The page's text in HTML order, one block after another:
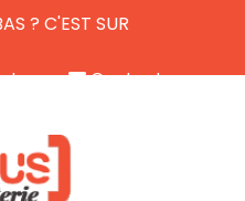
? C'EST SUR
Contactez-nous